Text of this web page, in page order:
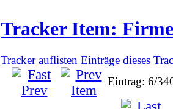
Tracker Item:
Tracker auflisten Einträge dieses
Eintrag: 6/